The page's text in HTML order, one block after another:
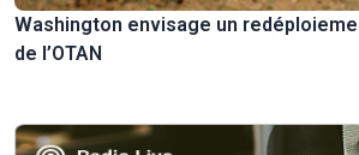
Washington envisage un
de l’OTAN